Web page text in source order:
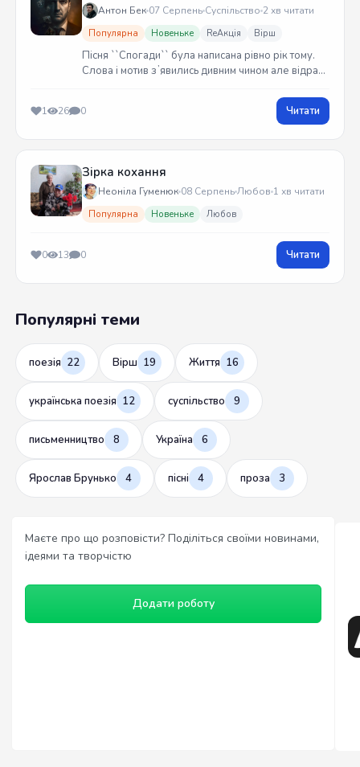
Антон Бек 07 Серпень Суспільство 2 хв читати
Популярна Новеньке ReАкція Вірш
Пісня ``Спогади`` була написана рівно рік тому.
Слова і мотив зʼявились дивним чином але відразу
1 26 0 Читати
Зірка кохання
Неоніла Гуменюк 08 СерпеньЛюбов 1 хв читати
Популярна Новеньке Любов
0 13 0 Читати
Популярні теми
поезія 22 Вірш 19 Життя 16
українська поезія 12 суспільство 9
письменництво 8 Україна 6
Ярослав Брунько 4 пісні 4 проза 3
Маєте про що розповісти? Поділіться своїми новинами,
ідеями та творчістю
Додати роботу